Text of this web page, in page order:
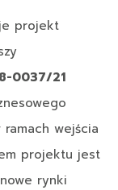
projekt
0037/21
wejścia
projektu jest
rynki